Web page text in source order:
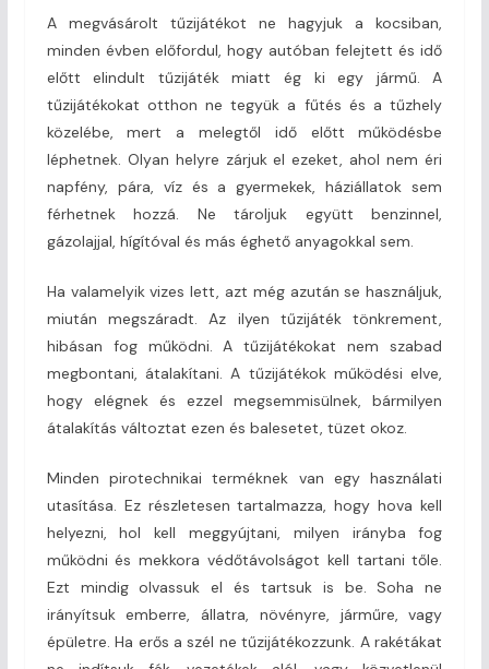
A megvásárolt tűzijátékot ne hagyjuk a kocsiban,
minden évben előfordul, hogy autóban felejtett és idő
előtt elindult tűzijáték miatt ég ki egy jármű. A
tűzijátékokat otthon ne tegyük a fűtés és a tűzhely
közelébe, mert a melegtől idő előtt működésbe
léphetnek. Olyan helyre zárjuk el ezeket, ahol nem éri
napfény, pára, víz és a gyermekek, háziállatok sem
férhetnek hozzá. Ne tároljuk együtt benzinnel,
gázolajjal, hígítóval és más éghető anyagokkal sem.
Ha valamelyik vizes lett, azt még azután se használjuk,
miután megszáradt. Az ilyen tűzijáték tönkrement,
hibásan fog működni. A tűzijátékokat nem szabad
megbontani, átalakítani. A tűzijátékok működési elve,
hogy elégnek és ezzel megsemmisülnek, bármilyen
átalakítás változtat ezen és balesetet, tüzet okoz.
Minden pirotechnikai terméknek van egy használati
utasítása. Ez részletesen tartalmazza, hogy hova kell
helyezni, hol kell meggyújtani, milyen irányba fog
működni és mekkora védőtávolságot kell tartani tőle.
Ezt mindig olvassuk el és tartsuk is be. Soha ne
irányítsuk emberre, állatra, növényre, járműre, vagy
épületre. Ha erős a szél ne tűzijátékozzunk. A rakétákat